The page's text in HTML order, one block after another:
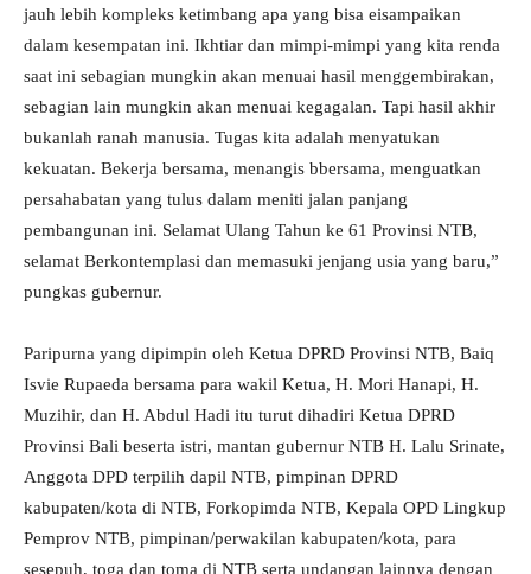
jauh lebih kompleks ketimbang apa yang bisa eisampaikan
dalam kesempatan ini. Ikhtiar dan mimpi-mimpi yang kita renda
saat ini sebagian mungkin akan menuai hasil menggembirakan,
sebagian lain mungkin akan menuai kegagalan. Tapi hasil akhir
bukanlah ranah manusia. Tugas kita adalah menyatukan
kekuatan. Bekerja bersama, menangis bbersama, menguatkan
persahabatan yang tulus dalam meniti jalan panjang
pembangunan ini. Selamat Ulang Tahun ke 61 Provinsi NTB,
selamat Berkontemplasi dan memasuki jenjang usia yang baru,”
pungkas gubernur.
Paripurna yang dipimpin oleh Ketua DPRD Provinsi NTB, Baiq
Isvie Rupaeda bersama para wakil Ketua, H. Mori Hanapi, H.
Muzihir, dan H. Abdul Hadi itu turut dihadiri Ketua DPRD
Provinsi Bali beserta istri, mantan gubernur NTB H. Lalu Srinate,
Anggota DPD terpilih dapil NTB, pimpinan DPRD
kabupaten/kota di NTB, Forkopimda NTB, Kepala OPD Lingkup
Pemprov NTB, pimpinan/perwakilan kabupaten/kota, para
sesepuh, toga dan toma di NTB serta undangan lainnya dengan